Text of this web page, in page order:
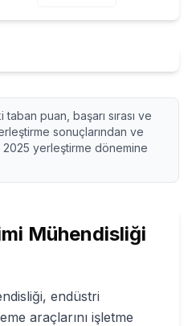
puan, başarı sırası ve
sonuçlarından ve
2025 yerleştirme dönemine
Mühendisliği
endüstri
araçlarını işletme